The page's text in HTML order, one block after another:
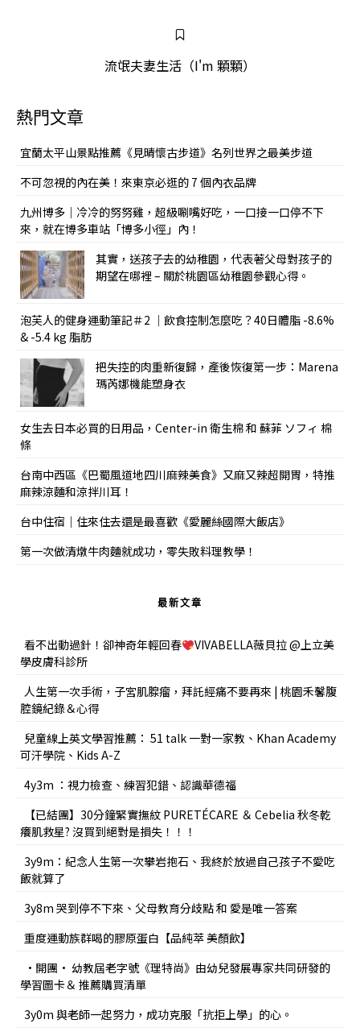
流氓夫妻生活（I'm 顆顆）
熱門文章
宜蘭太平山景點推薦《見晴懷古步道》名列世界之最美步道
不可忽視的內在美！來東京必逛的 7 個內衣品牌
九州博多｜冷冷的努努雞，超級唰嘴好吃，一口接一口停不下
來，就在博多車站「博多小徑」內！
其實，送孩子去的幼稚園，代表著父母對孩子的
期望在哪裡 – 關於桃園區幼稚園參觀心得。
泡芙人的健身運動筆記＃2 ｜飲食控制怎麼吃？40日體脂 -8.6%
& -5.4 kg 脂肪
把失控的肉重新復歸，產後恢復第一步：Marena
瑪芮娜機能塑身衣
女生去日本必買的日用品，Center-in 衛生棉 和 蘇菲 ソフィ 棉
條
台南中西區《巴蜀風道地四川麻辣美食》又麻又辣超開胃，特推
麻辣涼麵和涼拌川耳！
台中住宿｜住來住去還是最喜歡《愛麗絲國際大飯店》
第一次做清燉牛肉麵就成功，零失敗料理教學！
最新文章
看不出動過針！卻神奇年輕回春
VIVABELLA薇貝拉 @上立美
學皮膚科診所
人生第一次手術，子宮肌腺瘤，拜託經痛不要再來 | 桃園禾馨腹
腔鏡紀錄＆心得
兒童線上英文學習推薦： 51 talk 一對一家教、Khan Academy
可汗學院、Kids A-Z
4y3m ：視力檢查、練習犯錯、認識華德福
【已結團】30分鐘緊實撫紋 PURETÉCARE ＆ Cebelia 秋冬乾
癢肌救星? 沒買到絕對是損失！！！
3y9m：紀念人生第一次攀岩抱石、我終於放過自己孩子不愛吃
飯就算了
3y8m 哭到停不下來、父母教育分歧點 和 愛是唯一答案
重度運動族群喝的膠原蛋白【品純萃 美顏飲】
•開團• 幼教屆老字號《理特尚》由幼兒發展專家共同研發的
學習圖卡＆ 推薦購買清單
3y0m 與老師一起努力，成功克服「抗拒上學」的心。